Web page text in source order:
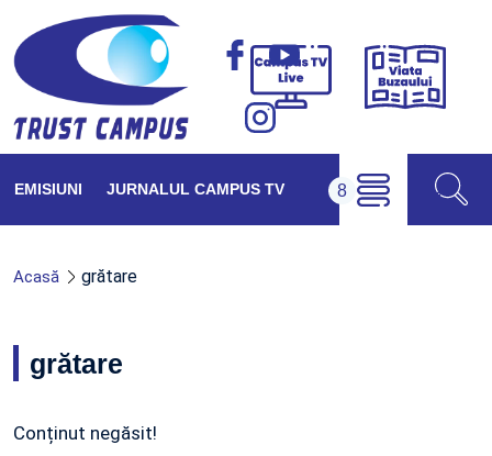
Campus
Viața
EMISIUNI JURNALUL CAMPUS TV
Acasă grătare
grătare
Conținut negăsit!